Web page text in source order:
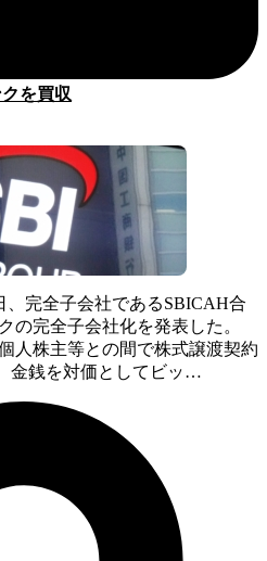
を買収
、完全子会社であるSBICAH合
の完全子会社化を発表した。
人株主等との間で株式譲渡契約
金銭を対価としてビッ…